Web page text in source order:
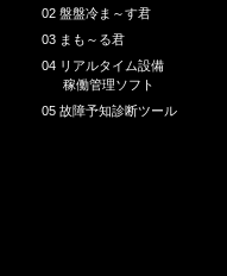
02 盤盤冷ま～す君
03 まも～る君
04 リアルタイム設備
稼働管理ソフト
05 故障予知診断ツール